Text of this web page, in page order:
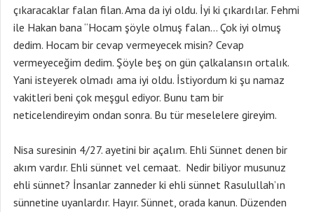
çıkaracaklar falan filan. Ama da iyi oldu. İyi ki çıkardılar. Fehmi
ile Hakan bana “Hocam şöyle olmuş falan… Çok iyi olmuş
dedim. Hocam bir cevap vermeyecek misin? Cevap
vermeyeceğim dedim. Şöyle beş on gün çalkalansın ortalık.
Yani isteyerek olmadı ama iyi oldu. İstiyordum ki şu namaz
vakitleri beni çok meşgul ediyor. Bunu tam bir
neticelendireyim ondan sonra. Bu tür meselelere gireyim.
Nisa suresinin 4/27. ayetini bir açalım. Ehli Sünnet denen bir
akım vardır. Ehli sünnet vel cemaat. Nedir biliyor musunuz
ehli sünnet? İnsanlar zanneder ki ehli sünnet Rasulullah’ın
sünnetine uyanlardır. Hayır. Sünnet, orada kanun. Düzenden